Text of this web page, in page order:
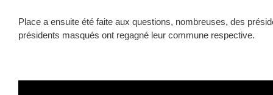
Place a ensuite été faite aux questions, nombreuses, des
présidents masqués ont regagné leur commune respective.